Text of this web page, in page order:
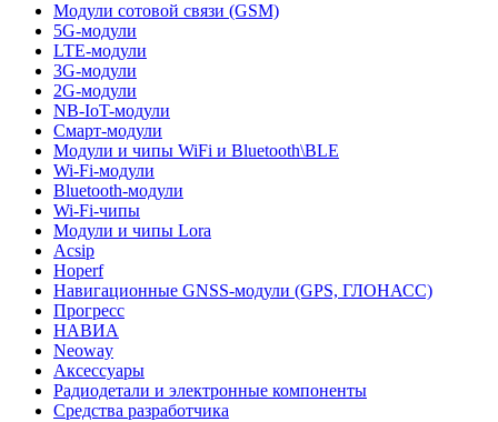
Модули сотовой связи (GSM)
5G-модули
LTE-модули
3G-модули
2G-модули
NB-IoT-модули
Смарт-модули
Модули и чипы WiFi и Bluetooth\BLE
Wi-Fi-модули
Bluetooth-модули
Wi-Fi-чипы
Модули и чипы Lora
Acsip
Hoperf
Навигационные GNSS-модули (GPS, ГЛОНАСС)
Прогресс
НАВИА
Neoway
Аксессуары
Радиодетали и электронные компоненты
Средства разработчика